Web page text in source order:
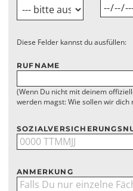
Diese Felder kannst du ausfüllen:
RUFNAME
(Wenn Du nicht mit deinem
werden magst: Wie sollen wir dich
ANMERKUNG